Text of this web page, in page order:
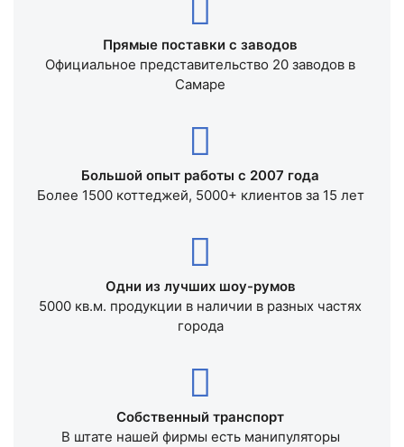
Прямые поставки с заводов
Официальное представительство 20 заводов в
Самаре
Большой опыт работы с 2007 года
Более 1500 коттеджей, 5000+ клиентов за 15 лет
Одни из лучших шоу-румов
5000 кв.м. продукции в наличии в разных частях
города
Собственный транспорт
В штате нашей фирмы есть манипуляторы